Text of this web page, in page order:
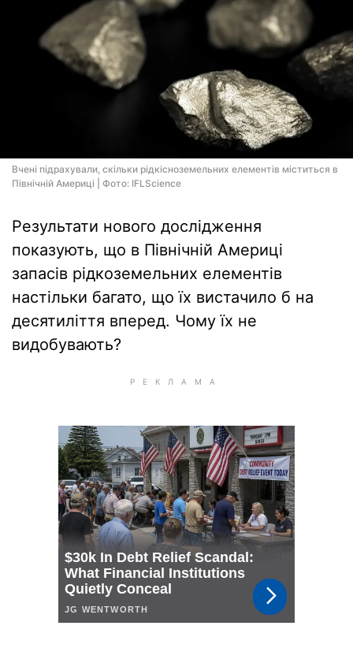
Вчені підрахували, скільки рідкісноземельних елементів міститься в
Північній Америці | Фото: IFLScience
Результати нового дослідження
показують, що в Північній Америці
запасів рідкоземельних елементів
настільки багато, що їх вистачило б на
десятиліття вперед. Чому їх не
видобувають?